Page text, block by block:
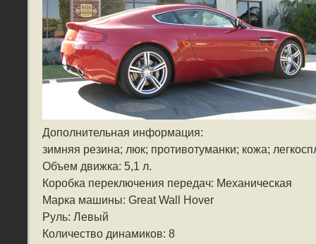
Дополнительная информация:
зимняя резина; люк; противотуманки; кожа;
Объем движка: 5,1 л.
Коробка переключения передач: Механическая
Марка машины: Great Wall Hover
Руль: Левый
Количество динамиков: 8